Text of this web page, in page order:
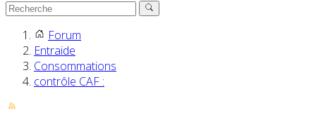
Forum
Entraide
Consommations
contrôle CAF :